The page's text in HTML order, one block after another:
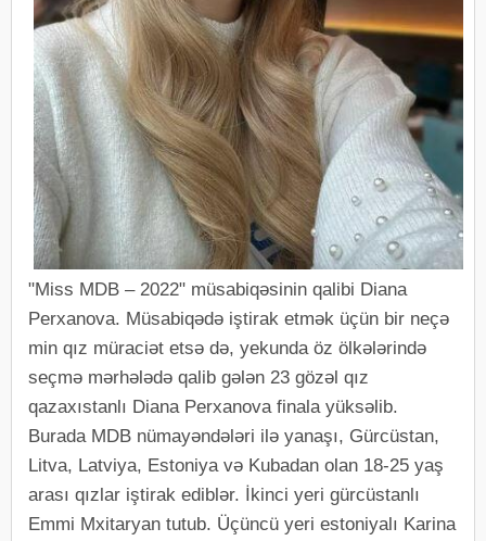
"Miss MDB – 2022" müsabiqəsinin qalibi Diana
Perxanova. Müsabiqədə iştirak etmək üçün bir neçə
min qız müraciət etsə də, yekunda öz ölkələrində
seçmə mərhələdə qalib gələn 23 gözəl qız
qazaxıstanlı Diana Perxanova finala yüksəlib.
Burada MDB nümayəndələri ilə yanaşı, Gürcüstan,
Litva, Latviya, Estoniya və Kubadan olan 18-25 yaş
arası qızlar iştirak ediblər. İkinci yeri gürcüstanlı
Emmi Mxitaryan tutub. Üçüncü yeri estoniyalı Karina